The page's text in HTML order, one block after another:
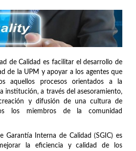
de Calidad es facilitar el desarrollo de
de la UPM y apoyar a los agentes que
aquellos procesos orientados a la
institución, a través del asesoramiento,
y difusión de una cultura de
los miembros de la comunidad
Garantía Interna de Calidad (SGIC) es
la eficiencia y calidad de los